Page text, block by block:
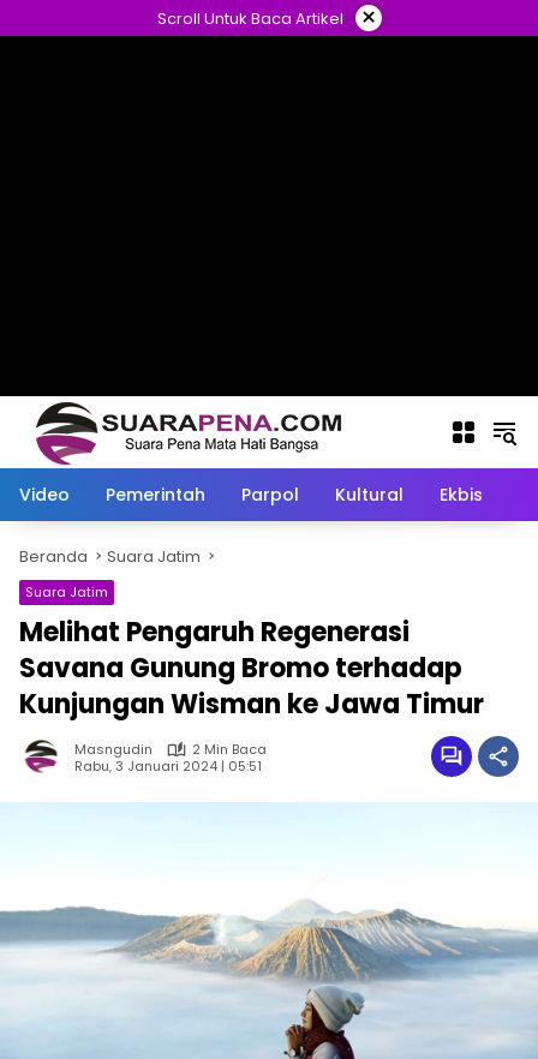
ke
Scroll Untuk Baca Artikel ×
Video Pemerintah Parpol Kultural Ekbis
Beranda Suara Jatim
Suara Jatim
Melihat Pengaruh Regenerasi
Savana Gunung Bromo terhadap
Kunjungan Wisman ke Jawa Timur
Masngudin
2 Min Baca
Rabu, 3 Januari 2024 | 05:51